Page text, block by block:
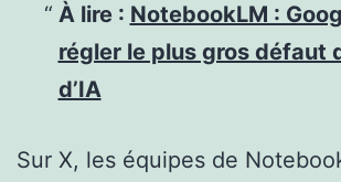
À lire : NotebookLM :
régler le plus gros défaut
d’IA
Sur X, les équipes de